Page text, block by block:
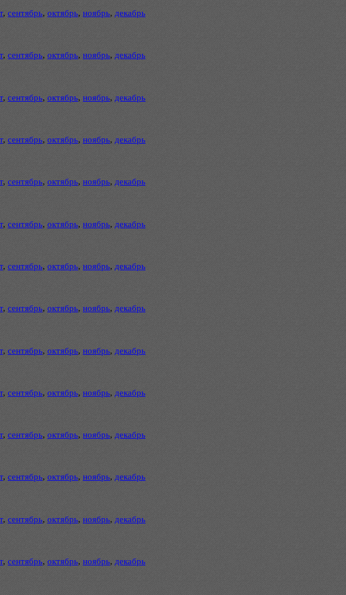
, сентябрь, октябрь, ноябрь, декабрь
, сентябрь, октябрь, ноябрь, декабрь
, сентябрь, октябрь, ноябрь, декабрь
, сентябрь, октябрь, ноябрь, декабрь
, сентябрь, октябрь, ноябрь, декабрь
, сентябрь, октябрь, ноябрь, декабрь
, сентябрь, октябрь, ноябрь, декабрь
, сентябрь, октябрь, ноябрь, декабрь
, сентябрь, октябрь, ноябрь, декабрь
, сентябрь, октябрь, ноябрь, декабрь
, сентябрь, октябрь, ноябрь, декабрь
, сентябрь, октябрь, ноябрь, декабрь
, сентябрь, октябрь, ноябрь, декабрь
, сентябрь, октябрь, ноябрь, декабрь